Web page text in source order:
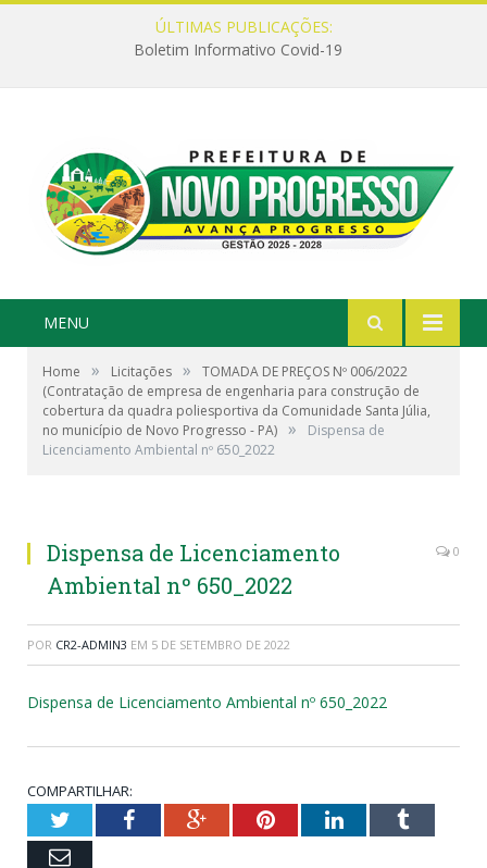
ÚLTIMAS PUBLICAÇÕES:
Boletim Informativo Covid-19
MENU
Home » Licitações »
TOMADA DE PREÇOS Nº 006/2022
(Contratação de empresa de engenharia para construção de
cobertura da quadra poliesportiva da Comunidade Santa Júlia,
no município de Novo Progresso - PA) »
Dispensa de
Licenciamento Ambiental nº 650_2022
Dispensa de Licenciamento
Ambiental nº 650_2022
0
POR CR2-ADMIN3 EM 5 DE SETEMBRO DE 2022
Dispensa de Licenciamento Ambiental nº 650_2022
COMPARTILHAR:
TwitterFacebookGoogle+PinterestLinkedInTumblr
Email